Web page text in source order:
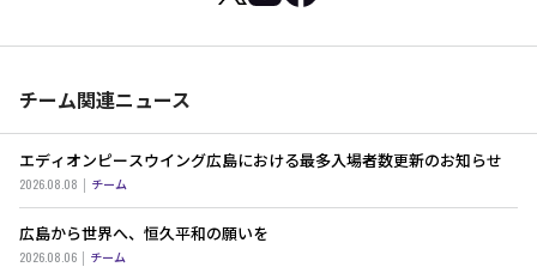
チーム関連ニュース
エディオンピースウイング広島における最多入場者数更新のお知らせ
2026.08.08 チーム
広島から世界へ、恒久平和の願いを
2026.08.06 チーム